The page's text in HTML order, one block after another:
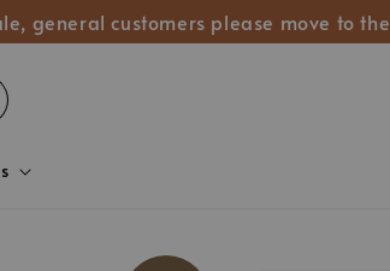
general customers please move to